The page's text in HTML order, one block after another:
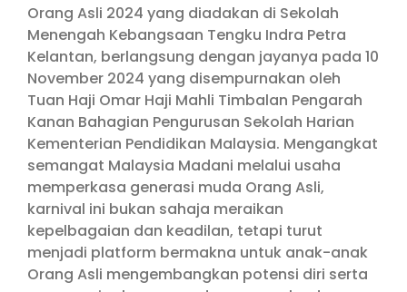
Orang Asli 2024 yang diadakan di Sekolah
Menengah Kebangsaan Tengku Indra Petra
Kelantan, berlangsung dengan jayanya pada 10
November 2024 yang disempurnakan oleh
Tuan Haji Omar Haji Mahli Timbalan Pengarah
Kanan Bahagian Pengurusan Sekolah Harian
Kementerian Pendidikan Malaysia. Mengangkat
semangat Malaysia Madani melalui usaha
memperkasa generasi muda Orang Asli,
karnival ini bukan sahaja meraikan
kepelbagaian dan keadilan, tetapi turut
menjadi platform bermakna untuk anak-anak
Orang Asli mengembangkan potensi diri serta